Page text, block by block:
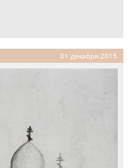
31 декабря 2015